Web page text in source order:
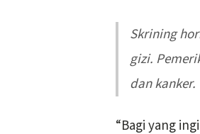
Skrining hormon. Pemeriksaan penyakit jantung bawaan. Pemeriksaan
gizi.
dan kanker.
“Bagi yang